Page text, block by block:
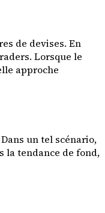
de devises. En
Lorsque le
approche
un tel scénario,
la tendance de fond,